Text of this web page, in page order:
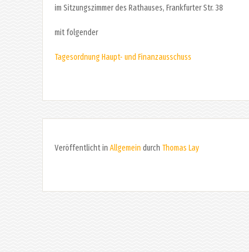
im Sitzungszimmer des Rathauses, Frankfurter Str. 38
mit folgender
Tagesordnung Haupt- und Finanzausschuss
Veröffentlicht in Allgemein durch Thomas Lay